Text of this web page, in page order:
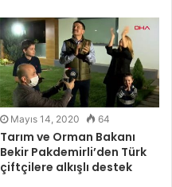
Mayıs 14, 2020 64
Tarım ve Orman Bakanı
Bekir Pakdemirli’den Türk
çiftçilere alkışlı destek